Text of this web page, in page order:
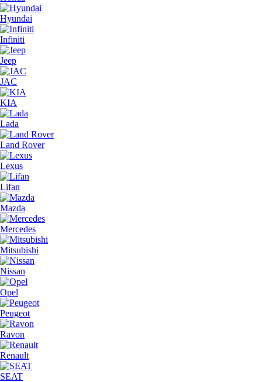
Hyundai
Infiniti
Jeep
JAC
KIA
Lada
Land Rover
Lexus
Lifan
Mazda
Mercedes
Mitsubishi
Nissan
Opel
Peugeot
Ravon
Renault
SEAT